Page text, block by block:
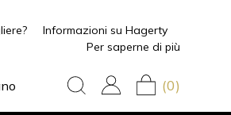
Informazioni su Hagerty
Per saperne di più
(0)